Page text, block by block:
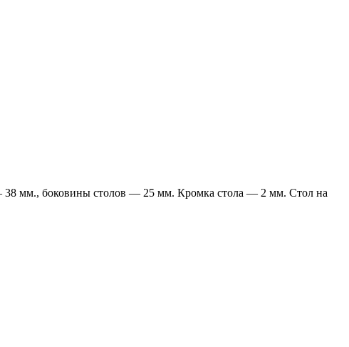
мм., боковины столов — 25 мм. Кромка стола — 2 мм. Стол на